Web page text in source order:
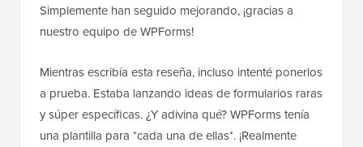
Simplemente han seguido mejorando, ¡gracias a
nuestro equipo de WPForms!
Mientras escribía esta reseña, incluso intenté ponerlos
a prueba. Estaba lanzando ideas de formularios raras
y súper específicas. ¿Y adivina qué? WPForms tenía
una plantilla para *cada una de ellas*. ¡Realmente